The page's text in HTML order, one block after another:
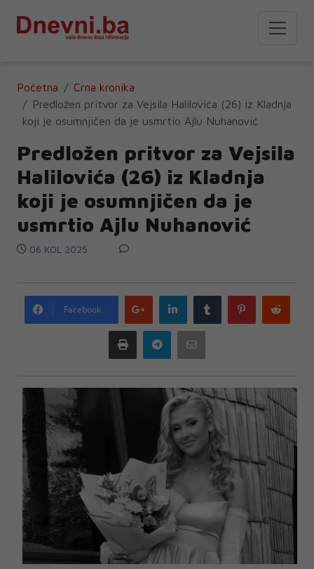
Početna
Crna kronika
Predložen pritvor za Vejsila Halilovića (26) iz Kladnja
koji je osumnjičen da je usmrtio Ajlu Nuhanović
Predložen pritvor za Vejsila
Halilovića (26) iz Kladnja
koji je osumnjičen da je
usmrtio Ajlu Nuhanović
06 KOL 2025
Facebook
Google
plus
LinkedIn Tumblr Pinterest
Print Telegram